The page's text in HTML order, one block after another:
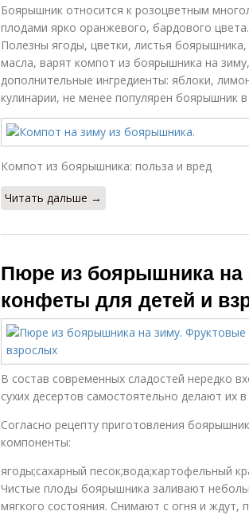
Боярышник относится к розоцветным
плодами ярко оранжевого, бардового
Полезны ягоды, цветки, листья
масла, варят компот из боярышника на
дополнительные ингредиенты: яблоки,
кулинарии, не менее популярен боярышник
Компот из боярышника: польза и вред
Читать дальше →
Пюре из боярышника
конфеты для детей и
В состав современных сладостей нередко
сухих десертов самостоятельно делают их
Согласно рецепту приготовления
компоненты:
ягоды;сахарный песок;вода;картофельный
Чистые плоды боярышника заливают
мягкого состояния. Снимают с огня и ждут,